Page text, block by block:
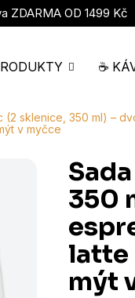
ZDARMA OD 1499 Kč
☕
(2 sklenice, 350 ml) –
v myčce
350
latte
mýt